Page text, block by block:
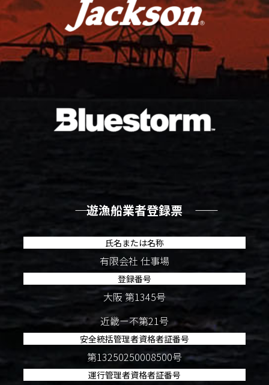
―― 遊漁船業者登録票 ――
氏名または名称
有限会社 仕事場
登録番号
大阪 第1345号
近畿ー不第21号
安全統括管理者資格者証番号
第13250250008500号
運行管理者資格者証番号